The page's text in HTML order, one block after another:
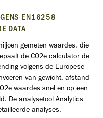
EN16258
DATA
gemeten waardes, die
de CO2e calculator de
volgens de Europese
van gewicht, afstand
waardes snel en op een
De analysetool Analytics
analyses.